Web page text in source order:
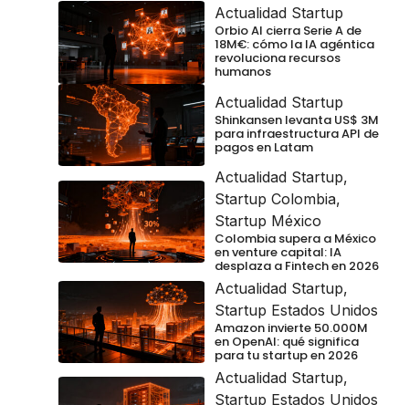
Actualidad Startup
Orbio AI cierra Serie A de
18M€: cómo la IA agéntica
revoluciona recursos
humanos
Actualidad Startup
Shinkansen levanta US$ 3M
para infraestructura API de
pagos en Latam
Actualidad Startup,
Startup Colombia,
Startup México
Colombia supera a México
en venture capital: IA
desplaza a Fintech en 2026
Actualidad Startup,
Startup Estados Unidos
Amazon invierte 50.000M
en OpenAI: qué significa
para tu startup en 2026
Actualidad Startup,
Startup Estados Unidos